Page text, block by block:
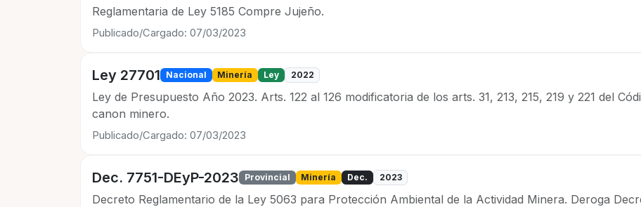
Reglamentaria de Ley 5185 Compre Jujeño.
Publicado/Cargado: 07/03/2023
Ley 27701 Nacional Minería Ley 2022
Ley de Presupuesto Año 2023. Arts. 122 al 126 modificatoria de los arts. 31, 213, 215, 219 y 221 del
canon minero.
Publicado/Cargado: 07/03/2023
Dec. 7751-DEyP-2023 Provincial Minería Dec. 2023
Decreto Reglamentario de la Ley 5063 para Protección Ambiental de la Actividad Minera. Deroga